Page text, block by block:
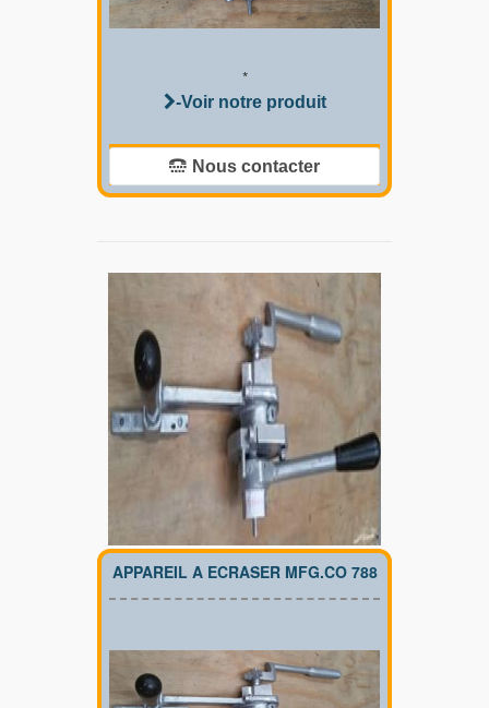
*
-Voir notre produit
Nous contacter
APPAREIL A ECRASER MFG.CO 788